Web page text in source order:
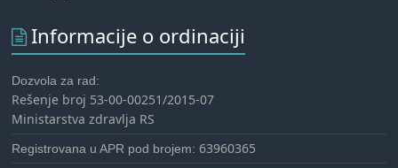
Informacije o ordinaciji
Dozvola za rad:
Rešenje broj 53-00-00251/2015-07
Ministarstva zdravlja RS
Registrovana u APR pod brojem:63960365